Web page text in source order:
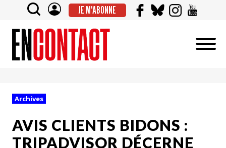
JE M'ABONNE
Archives
AVIS CLIENTS BIDONS :
TRIPADVISOR DÉCERNE